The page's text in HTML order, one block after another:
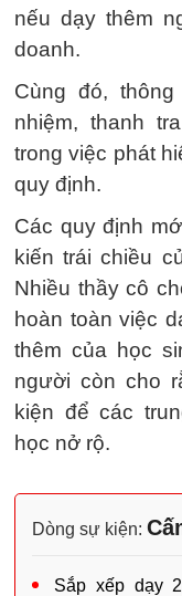
nếu dạy thêm
doanh.
Cùng đó,
nhiệm, thanh
trong việc phát
quy định.
Các quy định
kiến trái chiều
Nhiều thầy cô
hoàn toàn việc
thêm của học
người còn cho
kiện để các
học nở rộ.
Dòng sự kiện:
Sắp xếp dạy